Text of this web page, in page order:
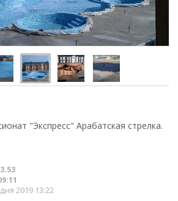
"Экспресс" Арабатская стрелка.
3.53
2019 13:22